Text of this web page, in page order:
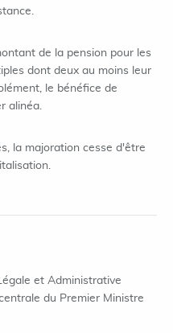
de la pension pour les
dont deux au moins leur
le bénéfice de
alinéa.
la majoration cesse d'être
et Administrative
du Premier Ministre